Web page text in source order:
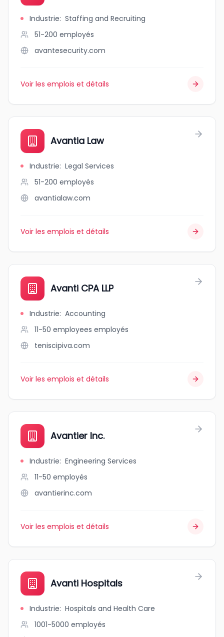
Industrie: Staffing and Recruiting
51-200 employés
avantesecurity.com
Voir les emplois et détails
Avantia Law
Industrie: Legal Services
51-200 employés
avantialaw.com
Voir les emplois et détails
Avanti CPA LLP
Industrie: Accounting
11-50 employees employés
teniscipiva.com
Voir les emplois et détails
Avantier Inc.
Industrie: Engineering Services
11-50 employés
avantierinc.com
Voir les emplois et détails
Avanti Hospitals
Industrie: Hospitals and Health Care
1001-5000 employés